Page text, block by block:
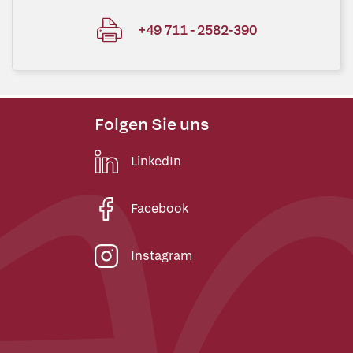
+49 711 - 2582-390
Folgen Sie uns
LinkedIn
Facebook
Instagram